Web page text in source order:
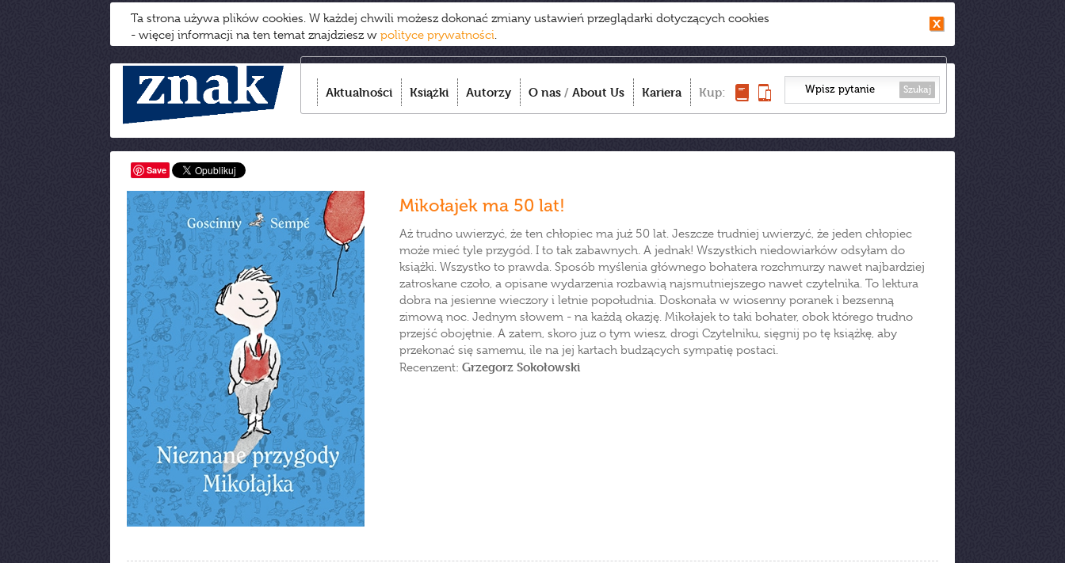
Ta strona używa plików cookies. W każdej chwili możesz dokonać zmiany ustawień przeglądarki dotyczących cookies
- więcej informacji na ten temat znajdziesz w polityce prywatności.
Aktualności Książki Autorzy O nas / About Us Kariera Kup: Szukaj
Save
Mikołajek ma 50 lat!
Aż trudno uwierzyć, że ten chłopiec ma już 50 lat. Jeszcze trudniej uwierzyć, że jeden chłopiec
może mieć tyle przygód. I to tak zabawnych. A jednak! Wszystkich niedowiarków odsyłam do
książki. Wszystko to prawda. Sposób myślenia głównego bohatera rozchmurzy nawet najbardziej
zatroskane czoło, a opisane wydarzenia rozbawią najsmutniejszego nawet czytelnika. To lektura
dobra na jesienne wieczory i letnie popołudnia. Doskonała w wiosenny poranek i bezsenną
zimową noc. Jednym słowem - na każdą okazję. Mikołajek to taki bohater, obok którego trudno
przejść obojętnie. A zatem, skoro juz o tym wiesz, drogi Czytelniku, sięgnij po tę książkę, aby
przekonać się samemu, ile na jej kartach budzących sympatię postaci.
Recenzent: Grzegorz Sokołowski